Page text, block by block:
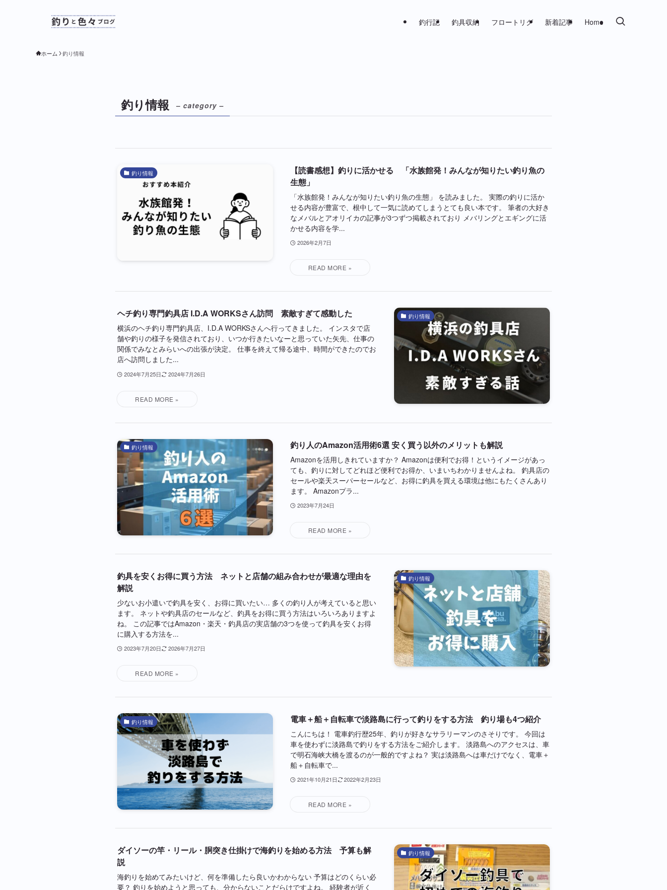
釣行記 釣具収納 フロートリグ 新着記事 Home
ホーム 釣り情報
釣り情報 – category –
釣り情報
【読書感想】釣りに活かせる 「水族館発！みんなが知りたい釣り魚の
生態」
「水族館発！みんなが知りたい釣り魚の生態」 を読みました。 実際の釣りに活か
せる内容が豊富で、根中して一気に読めてしまうとても良い本です。 筆者の大好き
なメバルとアオリイカの記事が3つずつ掲載されており メバリングとエギングに活
かせる内容を学...
2026年2月7日
釣り情報
ヘチ釣り専門釣具店 I.D.A WORKSさん訪問 素敵すぎて感動した
横浜のヘチ釣り専門釣具店、I.D.A WORKSさんへ行ってきました。 インスタで店
舗や釣りの様子を発信されており、いつか行きたいなーと思っていた矢先、仕事の
関係でみなとみらいへの出張が決定。 仕事を終えて帰る途中、時間ができたのでお
店へ訪問しました...
2024年7月25日 2024年7月26日
釣り情報 釣り人のAmazon活用術6選 安く買う以外のメリットも解説
Amazonを活用しきれていますか？ Amazonは便利でお得！というイメージがあっ
ても、釣りに対してどれほど便利でお得か、いまいちわかりませんよね。 釣具店の
セールや楽天スーパーセールなど、お得に釣具を買える環境は他にもたくさんあり
ます。 Amazonプラ...
2023年7月24日
釣り情報
釣具を安くお得に買う方法 ネットと店舗の組み合わせが最適な理由を
解説
少ないお小遣いで釣具を安く、お得に買いたい… 多くの釣り人が考えていると思い
ます。 ネットや釣具店のセールなど、釣具をお得に買う方法はいろいろありますよ
ね。 この記事ではAmazon・楽天・釣具店の実店舗の3つを使って釣具を安くお得
に購入する方法を...
2023年7月20日 2026年7月27日
釣り情報 電車＋船＋自転車で淡路島に行って釣りをする方法 釣り場も4つ紹介
こんにちは！ 電車釣行歴25年、釣りが好きなサラリーマンのさそりです。 今回は
車を使わずに淡路島で釣りをする方法をご紹介します。 淡路島へのアクセスは、車
で明石海峡大橋を渡るのが一般的ですよね？ 実は淡路島へは車だけでなく、電車＋
船＋自転車で...
2021年10月21日 2022年2月23日
釣り情報
ダイソーの竿・リール・胴突き仕掛けで海釣りを始める方法 予算も解
説
海釣りを始めてみたいけど、何を準備したら良いかわからない 予算はどのくらい必
要？ 釣りを始めようと思っても、分からないことだらけですよね。 経験者が近く